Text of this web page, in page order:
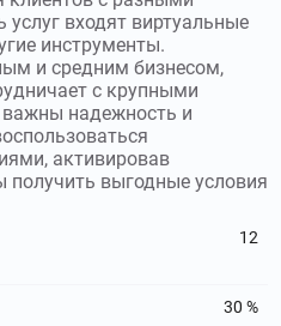
конструктор
в котором за несколько
лендинг или небольшой
Используйте
скидку до 40 %
хостинга,
и аренду серверов.
услуг входят виртуальные
инструменты.
и средним бизнесом,
с крупными
надежность и
активировав
выгодные условия
12
30 %